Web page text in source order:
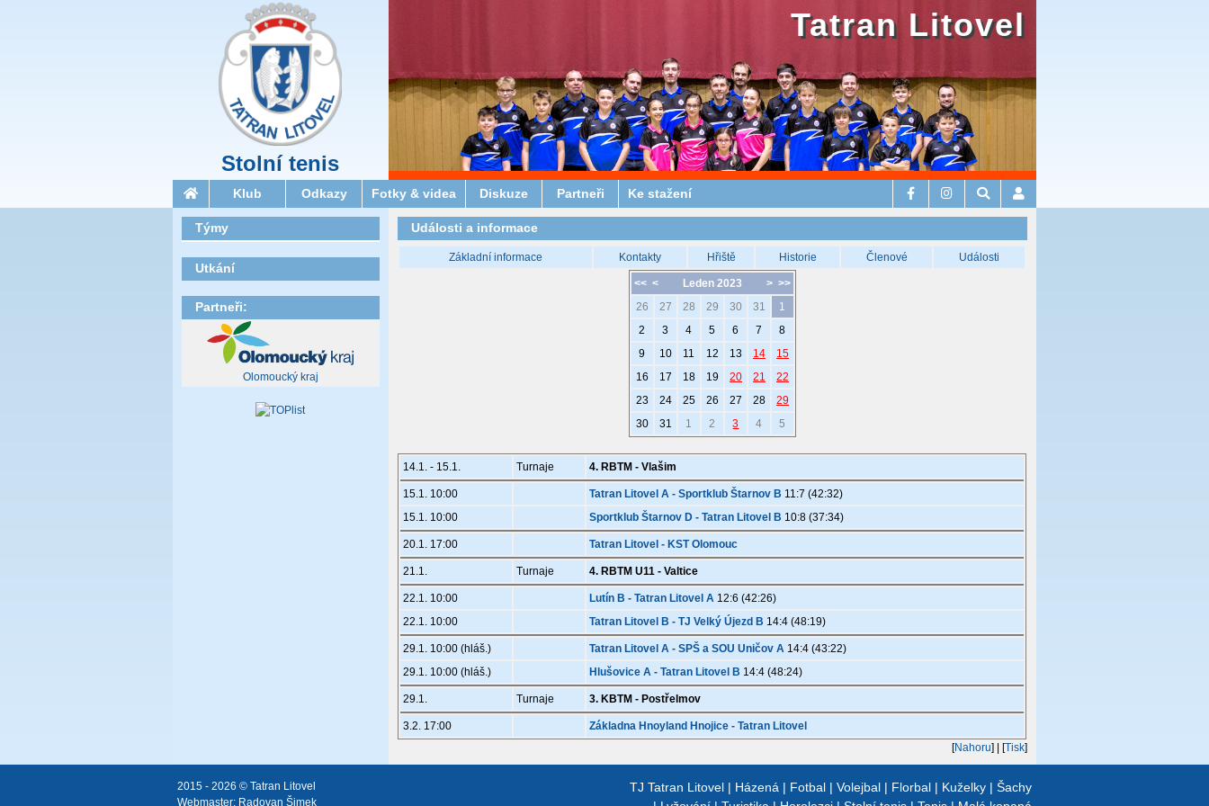
Stolní tenis
Tatran Litovel
Klub Odkazy Fotky & videa Diskuze Partneři Ke stažení
Události a informace
Základní informace Kontakty Hřiště Historie Členové Události
<< < > >>
Leden 2023
26
27 28 29 30 31
1
2
3 4 5 6 7
8
9
10 11 12 13 14
15
16
17 18 19 20 21
22
23
24 25 26 27 28
29
30
31 1 2 3 4 5
14.1. - 15.1. Turnaje 4. RBTM - Vlašim
15.1. 10:00 Tatran Litovel A - Sportklub Štarnov B 11:7 (42:32)
15.1. 10:00
Sportklub Štarnov D - Tatran Litovel B 10:8 (37:34)
20.1. 17:00 Tatran Litovel - KST Olomouc
21.1. Turnaje 4. RBTM U11 - Valtice
22.1. 10:00 Lutín B - Tatran Litovel A 12:6 (42:26)
22.1. 10:00
Tatran Litovel B - TJ Velký Újezd B 14:4 (48:19)
29.1. 10:00 (hláš.) Tatran Litovel A - SPŠ a SOU Uničov A 14:4 (43:22)
29.1. 10:00 (hláš.)
Hlušovice A - Tatran Litovel B 14:4 (48:24)
29.1. Turnaje 3. KBTM - Postřelmov
3.2. 17:00
Základna Hnoyland Hnojice - Tatran Litovel
[Nahoru] | [Tisk]
Týmy
Utkání
Partneři:
Olomoucký kraj
TJ Tatran Litovel | Házená | Fotbal | Volejbal | Florbal | Kuželky | Šachy
2015 - 2026 © Tatran Litovel
Webmaster: Radovan Šimek